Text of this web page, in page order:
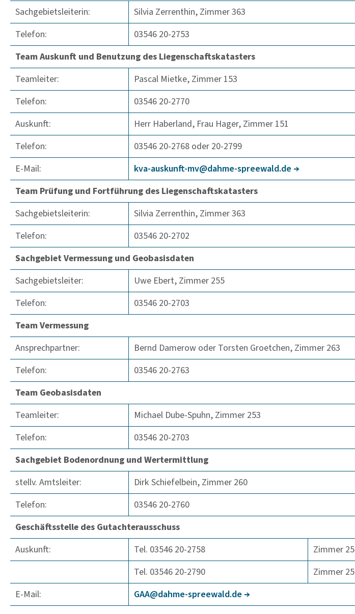
Sachgebietsleiterin:
Silvia Zerrenthin, Zimmer 363
Telefon:
03546 20-2753
Team Auskunft und Benutzung des Liegenschaftskatasters
Teamleiter:
Pascal Mietke, Zimmer 153
Telefon:
03546 20-2770
Auskunft:
Herr Haberland, Frau Hager, Zimmer 151
Telefon:
03546 20-2768 oder 20-2799
E-Mail:
kva-auskunft-mv@dahme-spree­wald.de
Team Prüfung und Fortführung des Liegenschaftskatasters
Sachgebietsleiterin:
Silvia Zerrenthin, Zimmer 363
Telefon:
03546 20-2702
Sachgebiet Vermessung und Geobasisdaten
Sachgebietsleiter:
Uwe Ebert, Zimmer 255
Telefon:
03546 20-2703
Team Vermessung
Ansprechpartner:
Bernd Damerow oder Torsten Groetchen, Zimmer 263
Telefon:
03546 20-2763
Team Geobasisdaten
Teamleiter:
Michael Dube-Spuhn, Zimmer 253
Telefon:
03546 20-2703
Sachgebiet Bodenordnung und Wertermittlung
stellv. Amtsleiter:
Dirk Schiefelbein, Zimmer 260
Telefon:
03546 20-2760
Geschäftsstelle des Gutachterausschuss
Auskunft:
Tel. 03546 20-2758
Zimmer
Tel. 03546 20-2790
Zimmer
E-Mail:
GAA@dahme-spree­wald.de